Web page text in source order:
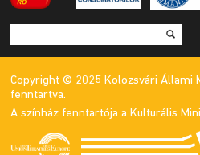
Copyright © 2025 Kolozsvári Állami
fenntartva.
A színház fenntartója a Kulturális